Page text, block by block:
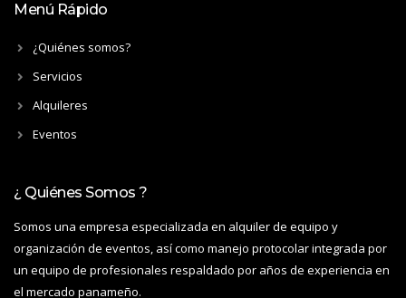
Menú Rápido
¿Quiénes somos?
Servicios
Alquileres
Eventos
¿ Quiénes Somos ?
Somos una empresa especializada en alquiler de equipo y
organización de eventos, así como manejo protocolar integrada por
un equipo de profesionales respaldado por años de experiencia en
el mercado panameño.